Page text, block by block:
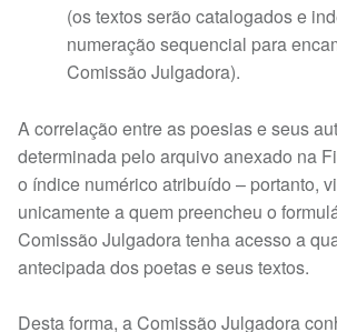
(os textos serão catalogados e
numeração sequencial para
Comissão Julgadora).
A correlação entre as poesias e seus
determinada pelo arquivo anexado na
o índice numérico atribuído – portanto,
unicamente a quem preencheu o
Comissão Julgadora tenha acesso a
antecipada dos poetas e seus textos.
Desta forma, a Comissão Julgadora